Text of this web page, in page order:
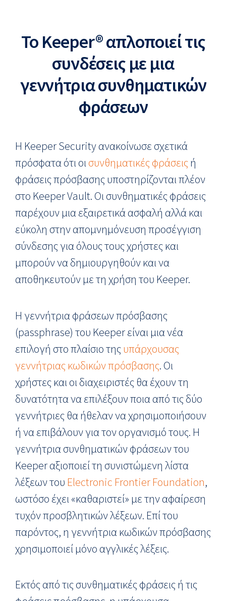
Το Keeper® απλοποιεί τις
συνδέσεις με μια
γεννήτρια συνθηματικών
φράσεων
Η Keeper Security ανακοίνωσε σχετικά
πρόσφατα ότι οισυνθηματικές φράσειςή
φράσεις πρόσβασης υποστηρίζονται πλέον
στο Keeper Vault. Οι συνθηματικές φράσεις
παρέχουν μια εξαιρετικά ασφαλή αλλά και
εύκολη στην απομνημόνευση προσέγγιση
σύνδεσης για όλους τους χρήστες και
μπορούν να δημιουργηθούν και να
αποθηκευτούν με τη χρήση του Keeper.
Η γεννήτρια φράσεων πρόσβασης
(passphrase) του Keeper είναι μια νέα
επιλογή στο πλαίσιο τηςυπάρχουσας
γεννήτριας κωδικών πρόσβασης. Οι
χρήστες και οι διαχειριστές θα έχουν τη
δυνατότητα να επιλέξουν ποια από τις δύο
γεννήτριες θα ήθελαν να χρησιμοποιήσουν
ή να επιβάλουν για τον οργανισμό τους. Η
γεννήτρια συνθηματικών φράσεων του
Keeper αξιοποιεί τη συνιστώμενη λίστα
λέξεων του Electronic Frontier Foundation,
ωστόσο έχει «καθαριστεί» με την αφαίρεση
τυχόν προσβλητικών λέξεων. Επί του
παρόντος, η γεννήτρια κωδικών πρόσβασης
χρησιμοποιεί μόνο αγγλικές λέξεις.
Εκτός από τις συνθηματικές φράσεις ή τις